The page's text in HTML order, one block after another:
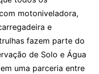
motoniveladora,
e
fazem parte do
de Solo e Água
uma parceria entre